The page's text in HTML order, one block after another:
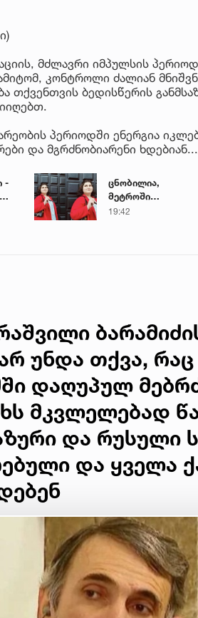
მძლავრი იმპულსის
კონტროლი ძალიან
თქვენთვის ბედისწერის
პერიოდში ენერგია
და მგრძნობიარენი ხდებიან...
-
ცნობილია,
მეტროში
გარდაცვლილი 21
19:42
უნდა თქვა,
დაღუპულ
მკვლელებად
და რუსული
და ყველა